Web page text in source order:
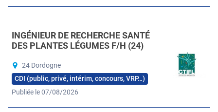
INGÉNIEUR DE RECHERCHE SANTÉ
DES PLANTES LÉGUMES F/H (24)
24 Dordogne
CDI (public, privé, intérim, concours, VRP…)
Publiée le 07/08/2026